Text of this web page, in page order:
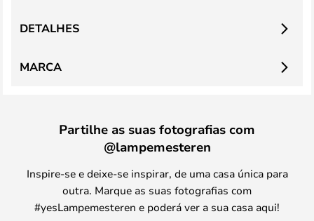
DETALHES
MARCA
Partilhe as suas fotografias com
@lampemesteren
Inspire-se e deixe-se inspirar, de uma casa única para
outra. Marque as suas fotografias com
#yesLampemesteren e poderá ver a sua casa aqui!